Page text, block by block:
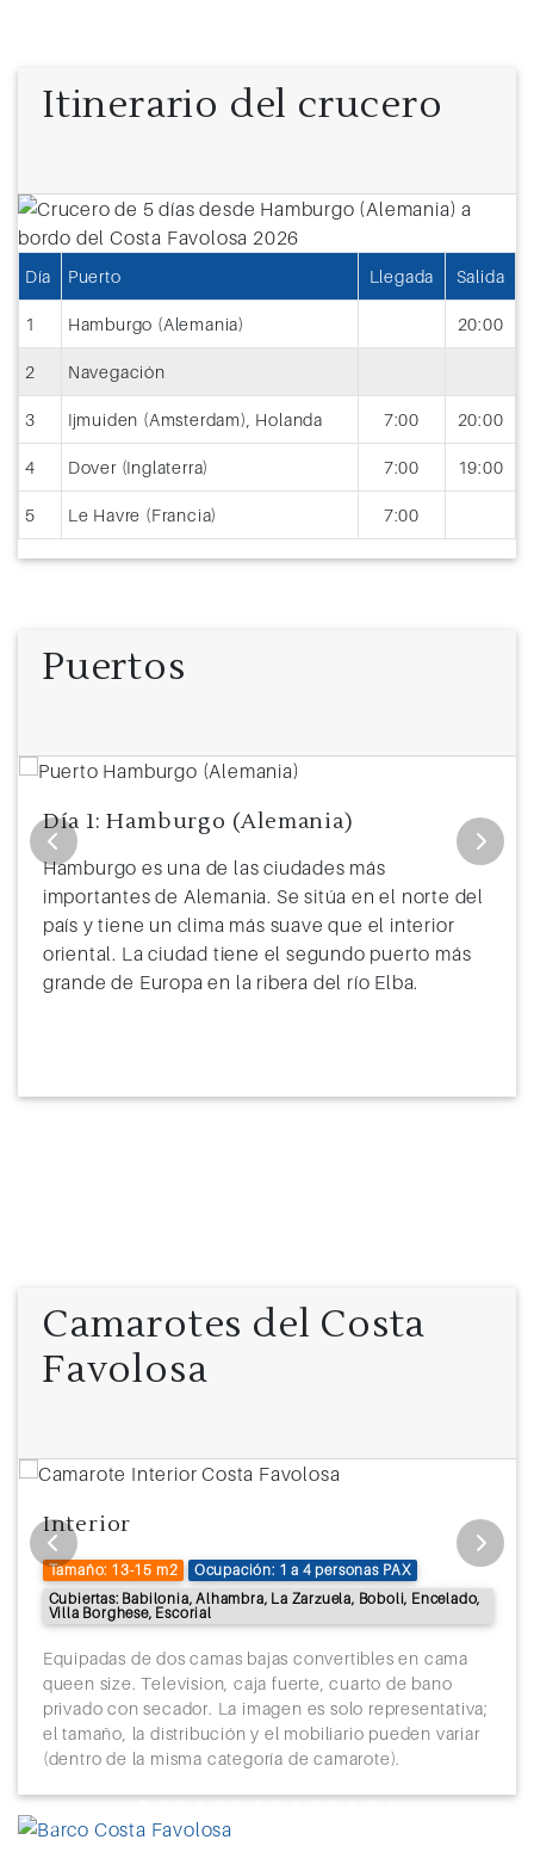
Itinerario del crucero
Día Puerto Llegada Salida
1 Hamburgo (Alemania) 20:00
2 Navegación
3 Ijmuiden (Amsterdam), Holanda 7:00 20:00
4 Dover (Inglaterra) 7:00 19:00
5 Le Havre (Francia) 7:00
Puertos
Día 1: Hamburgo (Alemania)
Hamburgo es una de las ciudades más
importantes de Alemania. Se sitúa en el norte del
país y tiene un clima más suave que el interior
oriental. La ciudad tiene el segundo puerto más
grande de Europa en la ribera del río Elba.
Camarotes del Costa
Favolosa
Interior
Tamaño: 13-15 m2
Ocupación: 1 a 4 personas PAX
Cubiertas: Babilonia, Alhambra, La Zarzuela, Boboli, Encelado,
Villa Borghese, Escorial
Equipadas de dos camas bajas convertibles en cama
queen size. Television, caja fuerte, cuarto de bano
privado con secador. La imagen es solo representativa;
el tamaño, la distribución y el mobiliario pueden variar
(dentro de la misma categoría de camarote).
Previous